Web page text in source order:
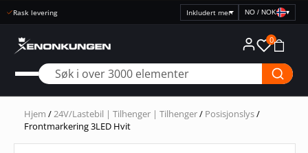
Rask levering
Velg
NO / NOK ▾
0
Hjem /24V/Lastebil | Tilhenger | Tilhenger/ Posisjonslys/
Frontmarkering 3LED Hvit